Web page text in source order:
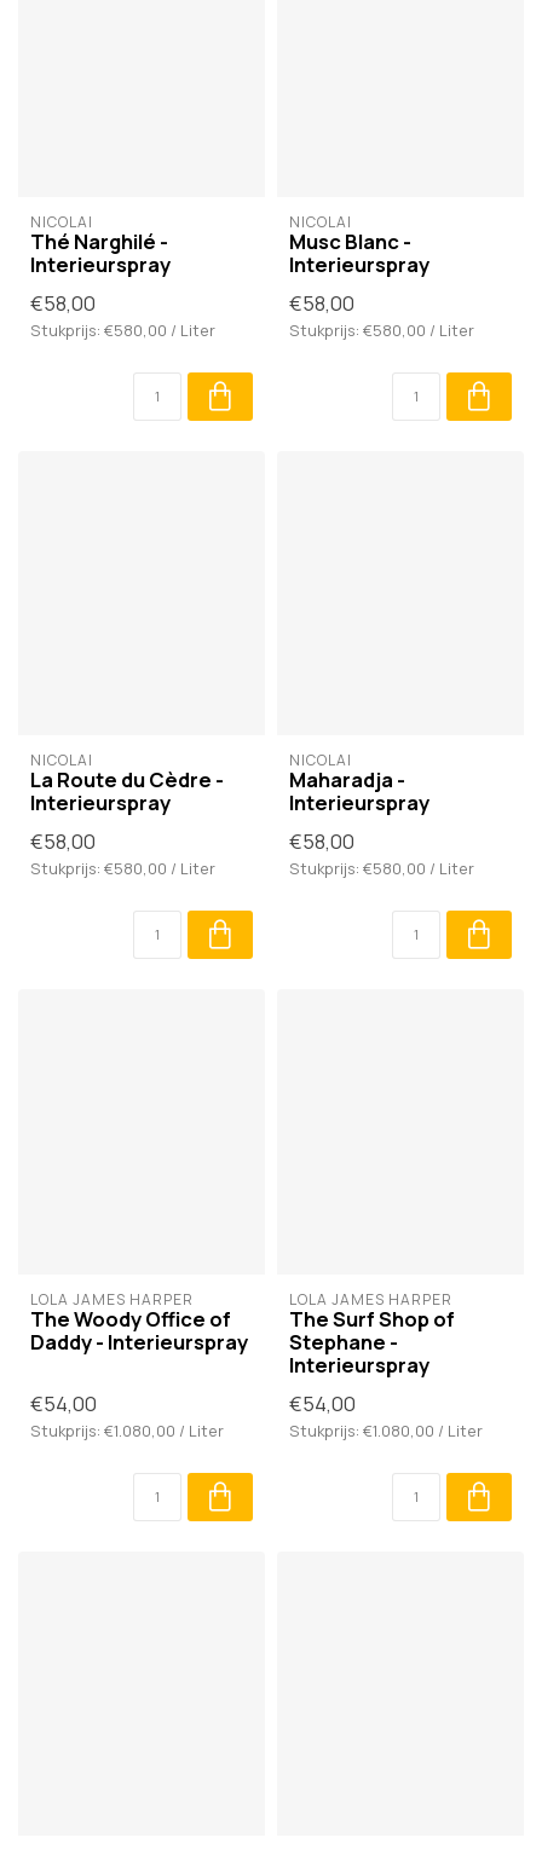
NICOLAÏ
Thé Narghilé -
Interieurspray
€58,00
Stukprijs: €580,00 / Liter
NICOLAÏ
Musc Blanc -
Interieurspray
€58,00
Stukprijs: €580,00 / Liter
NICOLAÏ
La Route du Cèdre -
Interieurspray
€58,00
Stukprijs: €580,00 / Liter
NICOLAÏ
Maharadja -
Interieurspray
€58,00
Stukprijs: €580,00 / Liter
LOLA JAMES HARPER
The Woody Office of
Daddy - Interieurspray
€54,00
Stukprijs: €1.080,00 / Liter
LOLA JAMES HARPER
The Surf Shop of
Stephane -
Interieurspray
€54,00
Stukprijs: €1.080,00 / Liter